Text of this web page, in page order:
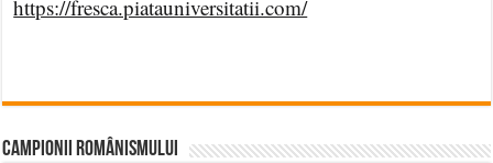
https://fresca.piatauniversitatii.com/
CAMPIONII ROMÂNISMULUI